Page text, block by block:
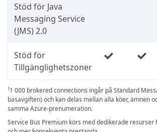
Stöd för Java
Messaging Service
(JMS) 2.0
Stöd för
Tillgänglighetszoner
1 1 000 brokered connections ingår på Standard
basavgiften) och kan delas mellan alla köer, ämnen
samma Azure-prenumeration.
Service Bus Premium körs med dedikerade